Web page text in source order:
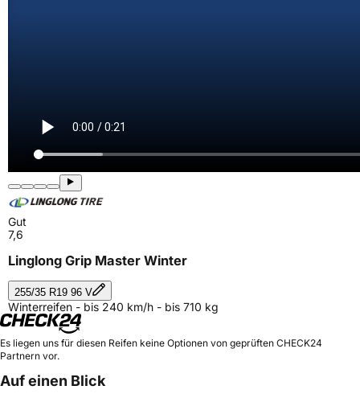
Gut
7,6
Linglong Grip Master Winter
255/35 R19 96 V
Winterreifen - bis 240 km/h - bis 710 kg
Es liegen uns für diesen Reifen keine Optionen von geprüften CHECK24
Partnern vor.
Auf einen Blick